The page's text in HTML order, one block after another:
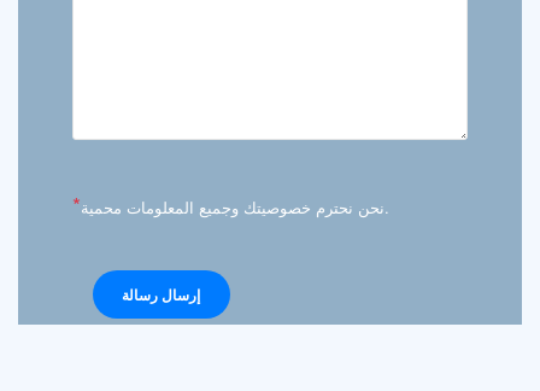
* نحن نحترم خصوصيتك وجميع المعلومات محمية.